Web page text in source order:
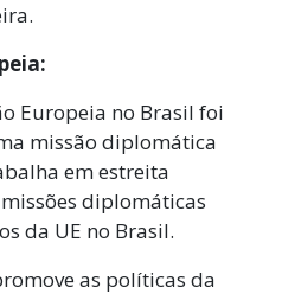
Europeia no Brasil foi
missão diplomática
em estreita
diplomáticas
da UE no Brasil.
as políticas da